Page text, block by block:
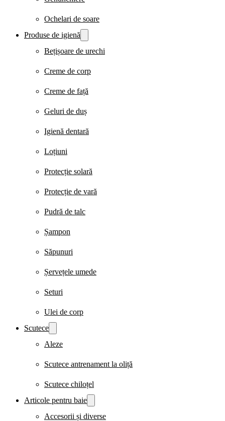
Ochelari de soare
Produse de igienă
Bețișoare de urechi
Creme de corp
Creme de față
Geluri de duș
Igienă dentară
Loțiuni
Protecție solară
Protecție de vară
Pudră de talc
Șampon
Săpunuri
Șervețele umede
Seturi
Ulei de corp
Scutece
Aleze
Scutece antrenament la oliță
Scutece chiloțel
Articole pentru baie
Accesorii și diverse